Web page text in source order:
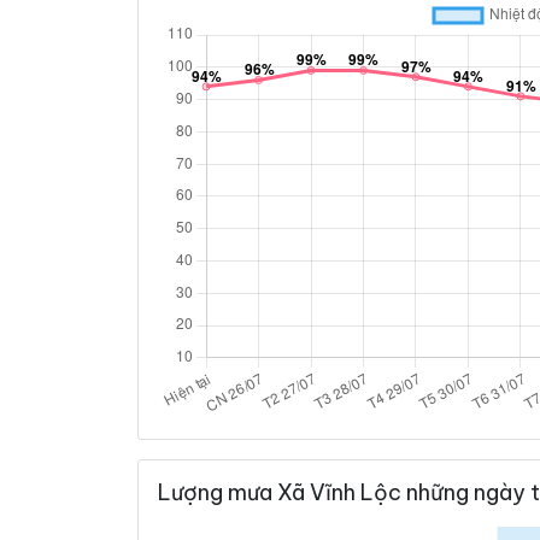
Lượng mưa Xã Vĩnh Lộc những ngày